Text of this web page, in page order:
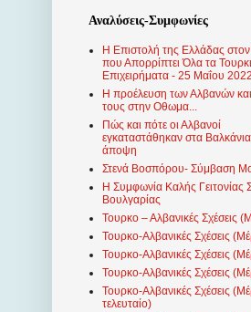
Αναλύσεις-Συμφωνίες
Η Επιστολή της Ελλάδας
που Απορρίπτει Όλα τα
Επιχειρήματα - 25 Μαΐου 2022
Η προέλευση των Αλβανών
τους στην Οθωμα...
Πώς και πότε οι Αλβανοί
εγκαταστάθηκαν στα
άποψη
Στενά Βοσπόρου- Σύμβαση
Η Συμφωνία Καλής Γειτονίας
Βουλγαρίας
Τουρκο – Αλβανικές Σχέσεις
Τουρκο-Αλβανικές Σχέσεις
Τουρκο-Αλβανικές Σχέσεις
Τουρκο-Αλβανικές Σχέσεις
Τουρκο-Αλβανικές Σχέσεις
τελευταίο)